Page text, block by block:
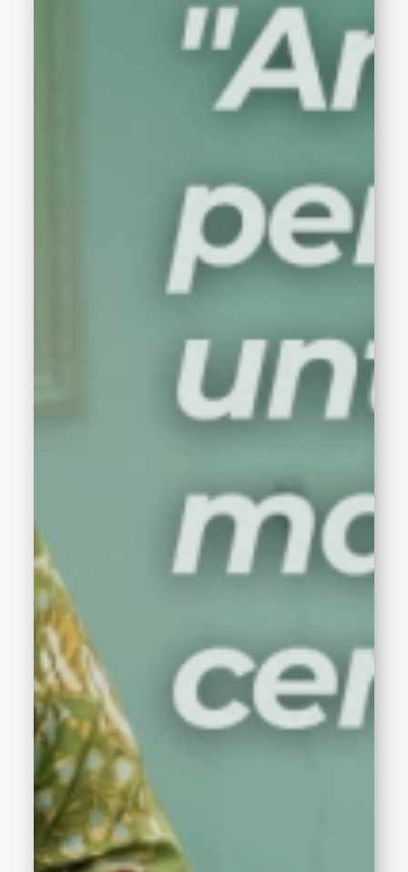
mendalam kepada para
guru yang menjadi garda
kehadiran murid-murid
Menurutnya, peran guru
sangat krusial dalam
menentukan kenyamanan
pendidikan mereka.
kesabaran menyambut
anak-anak kita sebagai
Bupati Subandi. Bupati
juga menekankan bahwa
tugas guru tidak hanya
pengetahuan, tetapi juga
menjaga moralitas anak
didik. Ia mengajak para
"Pahlawan tanpa Tanda
Jasa" di Sidoarjo untuk
berkolaborasi aktif dalam
membangun pondasi
karakter anak bangsa.
”Mari kita rawat dan jaga
setiap anak kita agar
dapat tumbuh menjadi
generasi yang cerdas,
berkarakter, dan
berakhlak mulia,”
tegasnya. Di samping
memberikan pesan kuat
untuk para guru, Bupati
Subandi juga tidak